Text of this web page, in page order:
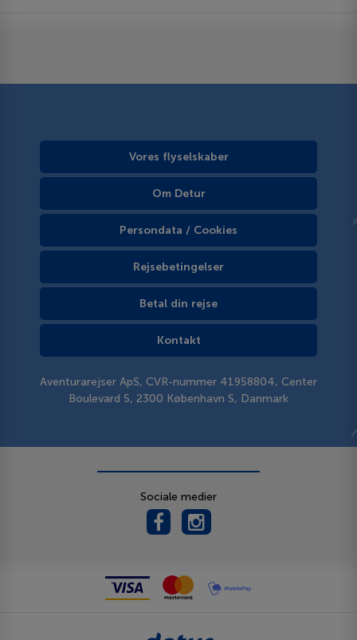
Vores flyselskaber
Om Detur
Persondata / Cookies
Rejsebetingelser
Betal din rejse
Kontakt
Aventurarejser ApS, CVR-nummer 41958804, Center
Boulevard 5, 2300 København S, Danmark
Sociale medier